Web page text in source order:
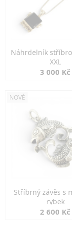
Náhrdelník
XXL
3 000 Kč
NOVÉ
Stříbrný závěs s
rybek
2 600 Kč